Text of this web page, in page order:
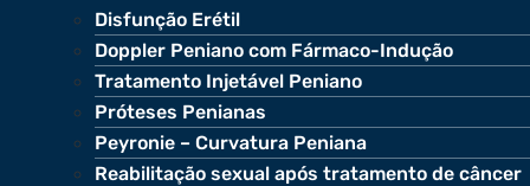
Disfunção Erétil
Doppler Peniano com Fármaco-Indução
Tratamento Injetável Peniano
Próteses Penianas
Peyronie – Curvatura Peniana
Reabilitação sexual após tratamento de câncer